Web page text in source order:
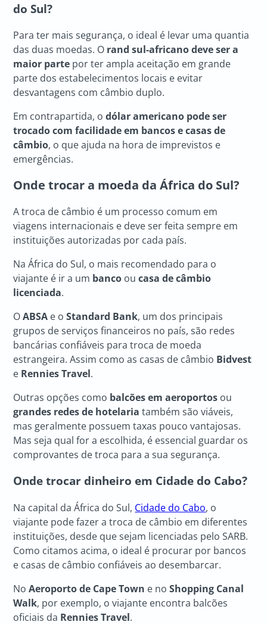
do Sul?
Para ter mais segurança, o ideal é levar uma quantia
das duas moedas. O rand sul-africano deve ser a
maior parte por ter ampla aceitação em grande
parte dos estabelecimentos locais e evitar
desvantagens com câmbio duplo.
Em contrapartida, odólar americano pode ser
trocado com facilidade em bancos e casas de
câmbio, o que ajuda na hora de imprevistos e
emergências.
Onde trocar a moeda da África do Sul?
A troca de câmbio é um processo comum em
viagens internacionais e deve ser feita sempre em
instituições autorizadas por cada país.
Na África do Sul, o mais recomendado para o
viajante é ir a um banco oucasa de câmbio
licenciada.
OABSA e oStandard Bank, um dos principais
grupos de serviços financeiros no país, são redes
bancárias confiáveis para troca de moeda
estrangeira. Assim como as casas de câmbio Bidvest
e Rennies Travel.
Outras opções como balcões em aeroportos ou
grandes redes de hotelaria também são viáveis,
mas geralmente possuem taxas pouco vantajosas.
Mas seja qual for a escolhida, é essencial guardar os
comprovantes de troca para a sua segurança.
Onde trocar dinheiro em Cidade do Cabo?
Na capital da África do Sul, Cidade do Cabo, o
viajante pode fazer a troca de câmbio em diferentes
instituições, desde que sejam licenciadas pelo SARB.
Como citamos acima, o ideal é procurar por bancos
e casas de câmbio confiáveis ao desembarcar.
NoAeroporto de Cape Town e noShopping Canal
Walk, por exemplo, o viajante encontra balcões
oficiais da Rennies Travel.